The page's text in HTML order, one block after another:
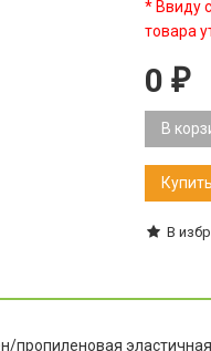
* Ввиду
товара
0 ₽
В
В
пропиленовая